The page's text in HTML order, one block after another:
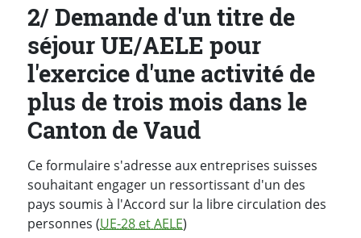
2/ Demande d'un titre de
séjour UE/AELE pour
l'exercice d'une activité de
plus de trois mois dans le
Canton de Vaud
Ce formulaire s'adresse aux entreprises suisses
souhaitant engager un ressortissant d'un des
pays soumis à l'Accord sur la libre circulation des
personnes (UE-28 et AELE)